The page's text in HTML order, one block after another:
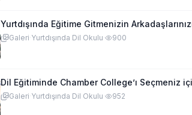
Yurtdışında Eğitime Gitmenizin
Galeri Yurtdışında Dil Okulu 900
Dil Eğitiminde Chamber College’ı Seçmeniz
Galeri Yurtdışında Dil Okulu 952